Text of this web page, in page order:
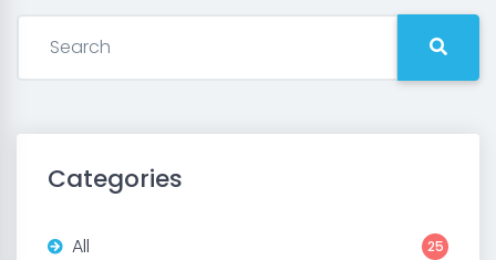
Categories
All 25